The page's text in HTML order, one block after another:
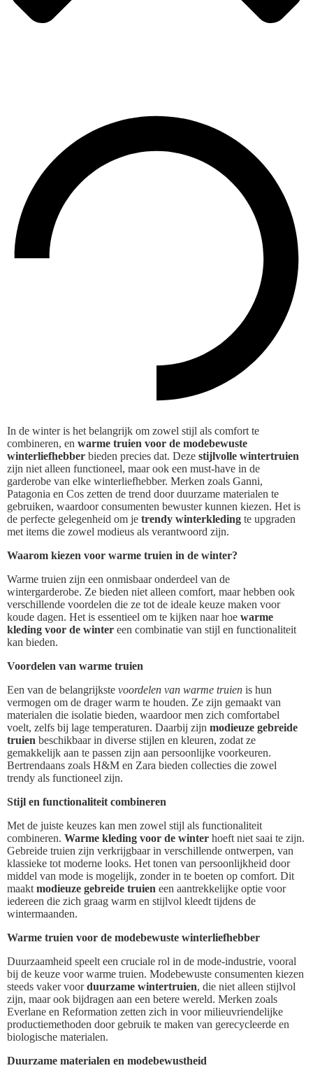
In de winter is het belangrijk om zowel stijl als comfort te
combineren, en warme truien voor de modebewuste
winterliefhebber bieden precies dat. Deze stijlvolle wintertruien
zijn niet alleen functioneel, maar ook een must-have in de
garderobe van elke winterliefhebber. Merken zoals Ganni,
Patagonia en Cos zetten de trend door duurzame materialen te
gebruiken, waardoor consumenten bewuster kunnen kiezen. Het is
de perfecte gelegenheid om je trendy winterkleding te upgraden
met items die zowel modieus als verantwoord zijn.
Waarom kiezen voor warme truien in de winter?
Warme truien zijn een onmisbaar onderdeel van de
wintergarderobe. Ze bieden niet alleen comfort, maar hebben ook
verschillende voordelen die ze tot de ideale keuze maken voor
koude dagen. Het is essentieel om te kijken naar hoe warme
kleding voor de winter een combinatie van stijl en functionaliteit
kan bieden.
Voordelen van warme truien
Een van de belangrijkste voordelen van warme truien is hun
vermogen om de drager warm te houden. Ze zijn gemaakt van
materialen die isolatie bieden, waardoor men zich comfortabel
voelt, zelfs bij lage temperaturen. Daarbij zijn modieuze gebreide
truien beschikbaar in diverse stijlen en kleuren, zodat ze
gemakkelijk aan te passen zijn aan persoonlijke voorkeuren.
Bertrendaans zoals H&M en Zara bieden collecties die zowel
trendy als functioneel zijn.
Stijl en functionaliteit combineren
Met de juiste keuzes kan men zowel stijl als functionaliteit
combineren. Warme kleding voor de winter hoeft niet saai te zijn.
Gebreide truien zijn verkrijgbaar in verschillende ontwerpen, van
klassieke tot moderne looks. Het tonen van persoonlijkheid door
middel van mode is mogelijk, zonder in te boeten op comfort. Dit
maakt modieuze gebreide truien een aantrekkelijke optie voor
iedereen die zich graag warm en stijlvol kleedt tijdens de
wintermaanden.
Warme truien voor de modebewuste winterliefhebber
Duurzaamheid speelt een cruciale rol in de mode-industrie, vooral
bij de keuze voor warme truien. Modebewuste consumenten kiezen
steeds vaker voorduurzame wintertruien, die niet alleen stijlvol
zijn, maar ook bijdragen aan een betere wereld. Merken zoals
Everlane en Reformation zetten zich in voor milieuvriendelijke
productiemethoden door gebruik te maken van gerecycleerde en
biologische materialen.
Duurzame materialen en modebewustheid